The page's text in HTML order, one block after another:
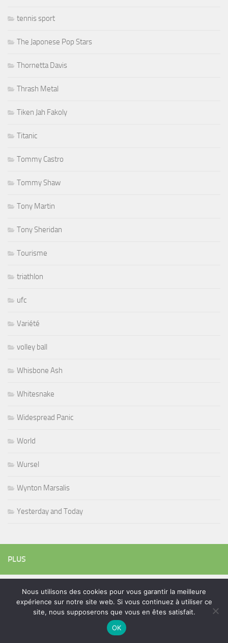
tennis sport
The Japonese Pop Stars
Thornetta Davis
Thrash Metal
Tiken Jah Fakoly
Titanic
Tommy Castro
Tommy Shaw
Tony Martin
Tony Sheridan
Tourisme
triathlon
ufc
Variété
volley ball
Whisbone Ash
Whitesnake
Widespread Panic
World
Wursel
Wynton Marsalis
Yesterday and Today
PLUS
Rechercher :
Nous utilisons des cookies pour vous garantir la meilleure
expérience sur notre site web. Si vous continuez à utiliser ce
site, nous supposerons que vous en êtes satisfait.
OK